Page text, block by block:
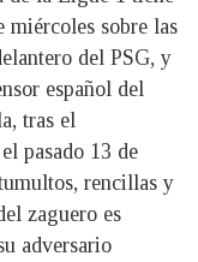
miércoles sobre las
del PSG, y
español del
tras el
pasado 13 de
rencillas y
zaguero es
adversario